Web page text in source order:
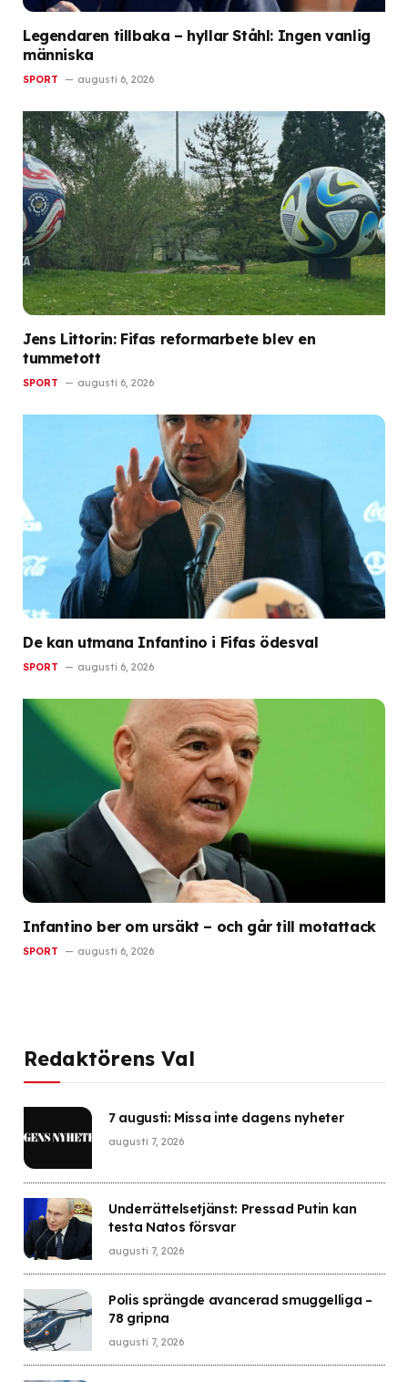
Legendaren tillbaka – hyllar Ståhl: Ingen vanlig
människa
SPORT augusti 6, 2026
Jens Littorin: Fifas reformarbete blev en
tummetott
SPORT augusti 6, 2026
De kan utmana Infantino i Fifas ödesval
SPORT augusti 6, 2026
Infantino ber om ursäkt – och går till motattack
SPORT augusti 6, 2026
Redaktörens Val
7 augusti: Missa inte dagens nyheter
augusti 7, 2026
Underrättelsetjänst: Pressad Putin kan
testa Natos försvar
augusti 7, 2026
Polis sprängde avancerad smuggelliga –
78 gripna
augusti 7, 2026